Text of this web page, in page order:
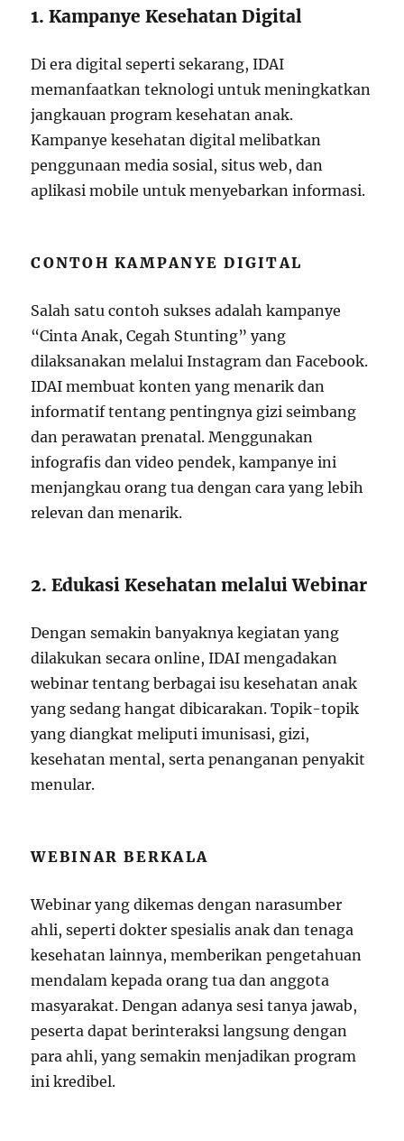
1. Kampanye Kesehatan Digital
Di era digital seperti sekarang, IDAI
memanfaatkan teknologi untuk meningkatkan
jangkauan program kesehatan anak.
Kampanye kesehatan digital melibatkan
penggunaan media sosial, situs web, dan
aplikasi mobile untuk menyebarkan informasi.
CONTOH KAMPANYE DIGITAL
Salah satu contoh sukses adalah kampanye
“Cinta Anak, Cegah Stunting” yang
dilaksanakan melalui Instagram dan Facebook.
IDAI membuat konten yang menarik dan
informatif tentang pentingnya gizi seimbang
dan perawatan prenatal. Menggunakan
infografis dan video pendek, kampanye ini
menjangkau orang tua dengan cara yang lebih
relevan dan menarik.
2. Edukasi Kesehatan melalui Webinar
Dengan semakin banyaknya kegiatan yang
dilakukan secara online, IDAI mengadakan
webinar tentang berbagai isu kesehatan anak
yang sedang hangat dibicarakan. Topik-topik
yang diangkat meliputi imunisasi, gizi,
kesehatan mental, serta penanganan penyakit
menular.
WEBINAR BERKALA
Webinar yang dikemas dengan narasumber
ahli, seperti dokter spesialis anak dan tenaga
kesehatan lainnya, memberikan pengetahuan
mendalam kepada orang tua dan anggota
masyarakat. Dengan adanya sesi tanya jawab,
peserta dapat berinteraksi langsung dengan
para ahli, yang semakin menjadikan program
ini kredibel.